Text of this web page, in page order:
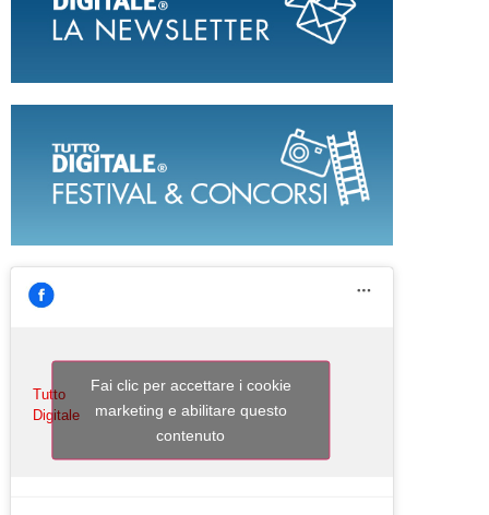
Tutto
Digitale
Fai clic per accettare i cookie
marketing e abilitare questo
contenuto